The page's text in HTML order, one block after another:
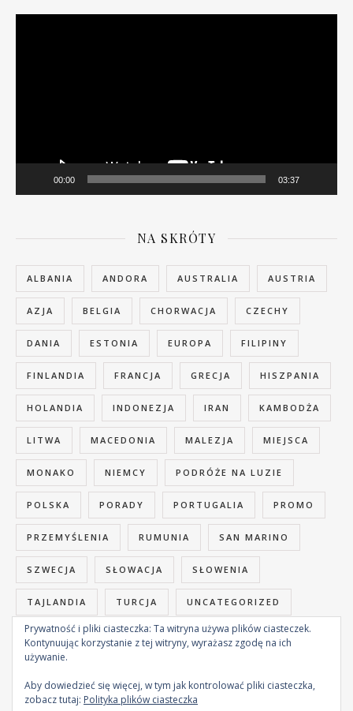
00:00 03:37
NA SKRÓTY
ALBANIA ANDORA AUSTRALIA AUSTRIA
AZJA BELGIA CHORWACJA CZECHY
DANIA ESTONIA EUROPA FILIPINY
FINLANDIA FRANCJA GRECJA HISZPANIA
HOLANDIA INDONEZJA IRAN KAMBODŻA
LITWA MACEDONIA MALEZJA MIEJSCA
MONAKO NIEMCY PODRÓŻE NA LUZIE
POLSKA PORADY PORTUGALIA PROMO
PRZEMYŚLENIA RUMUNIA SAN MARINO
SZWECJA SŁOWACJA SŁOWENIA
TAJLANDIA TURCJA UNCATEGORIZED
WIETNAM WĘGRY WŁOCHY ŁOTWA
Prywatność i pliki ciasteczka: Ta witryna używa plików ciasteczek.
Kontynuując korzystanie z tej witryny, wyrażasz zgodę na ich
używanie.
Aby dowiedzieć się więcej, w tym jak kontrolować pliki ciasteczka,
zobacz tutaj: Polityka plików ciasteczka